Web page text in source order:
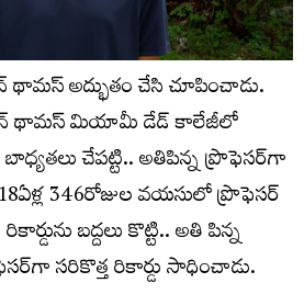
అద్భుతం చేసి చూపించాడు.
థామస్ మియామీ డేడ్ కాలేజీలో
చేపట్టి.. అతిపిన్న ప్రొఫెసర్‌గా
346రోజుల వయసులో ప్రొఫెసర్
బద్దలు కొట్టి.. అతి పిన్న
సరికొత్త రికార్డు సాధించాడు.